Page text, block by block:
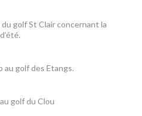
golf St Clair concernant la
au golf des Etangs.
golf du Clou